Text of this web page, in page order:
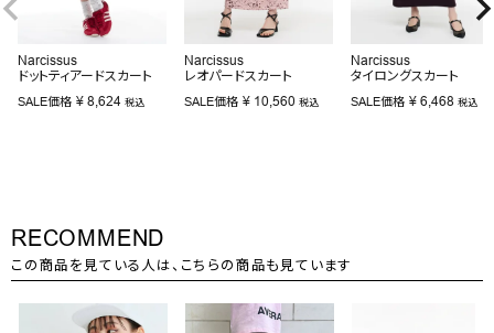
Narcissus
ドットティアードスカート
SALE価格 ¥ 8,624 税込
Narcissus
レオパードスカート
SALE価格 ¥ 10,560 税込
Narcissus
タイロングスカート
SALE価格 ¥ 6,468 税込
RECOMMEND
この商品を見ている人は、こちらの商品も見ています